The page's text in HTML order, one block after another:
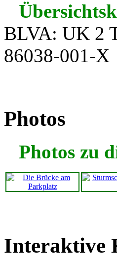
BLVA: UK 2
86038-001-X
Photos
Photos zu
Interaktive